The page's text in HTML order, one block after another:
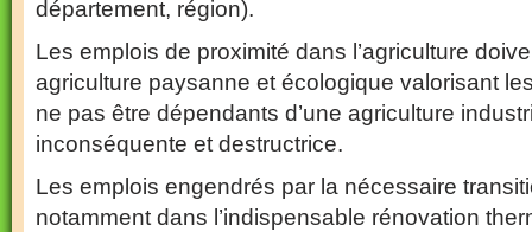
département, région).
Les emplois de proximité dans l’agriculture
agriculture paysanne et écologique valorisant
ne pas être dépendants d’une agriculture
inconséquente et destructrice.
Les emplois engendrés par la nécessaire
notamment dans l’indispensable rénovation